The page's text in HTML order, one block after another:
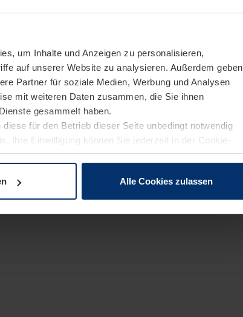
um Inhalte und Anzeigen zu personalisieren,
auf unserer Website zu analysieren. Außerdem geben
Partner für soziale Medien, Werbung und Analysen
mit weiteren Daten zusammen, die Sie ihnen
gesammelt haben.
für den Betrieb dieser Seite unbedingt notwendig
Ihre Einwilligung können Sie jederzeit in der Cookie-
ändern oder widerrufen.
Alle Cookies zulassen